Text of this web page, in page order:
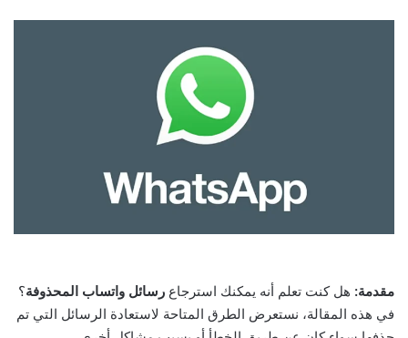
مقدمة: هل كنت تعلم أنه يمكنك استرجاع رسائل واتساب المحذوفة؟
في هذه المقالة، نستعرض الطرق المتاحة لاستعادة الرسائل التي تم